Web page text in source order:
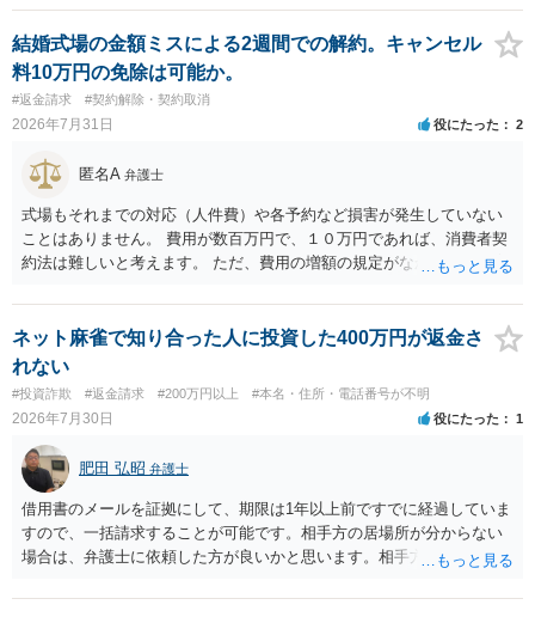
結婚式場の金額ミスによる2週間での解約。キャンセル
料10万円の免除は可能か。
#返金請求 #契約解除・契約取消
2026年7月31日 役にたった 2
匿名A 弁護士
式場もそれまでの対応（人件費）や各予約など損害が発生していない
ことはありません。 費用が数百万円で、１０万円であれば、消費者契
約法は難しいと考えます。 ただ、費用の増額の規定がなかったのに増
ということになり、解約するのは理由がないことになります。
ネット麻雀で知り合った人に投資した400万円が返金さ
れない
#投資詐欺 #返金請求 #200万円以上 #本名・住所・電話番号が不明
2026年7月30日 役にたった 1
肥田 弘昭 弁護士
借用書のメールを証拠にして、期限は1年以上前ですでに経過していま
すので、一括請求することが可能です。相手方の居場所が分からない
場合は、弁護士に依頼した方が良いかと思います。相手方の居場所が
さい。